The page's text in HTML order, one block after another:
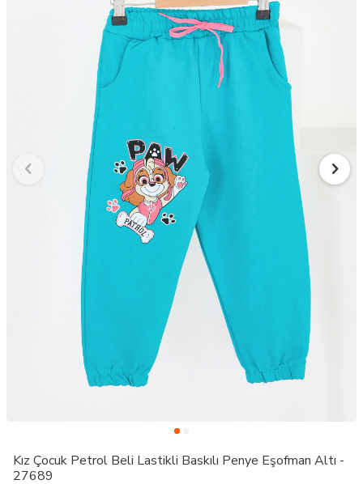
Kız Çocuk Petrol Beli Lastikli Baskılı Penye Eşofman Altı -
27689